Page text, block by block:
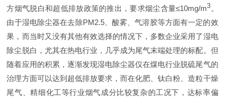
方烟气脱白和超低排放政策的推出，要求烟尘含量≤10mg/m3 。
由于湿电除尘器在去除PM2.5、酸雾、气溶胶等方面有一定的效
果，而当时又没有其他有效选择的情况下，多数企业采用了湿电
除尘脱白，尤其在热电行业，几乎成为尾气末端处理的标配。但
随着应用的积累，逐渐发现湿电除尘器仅在煤电行业脱硫尾气的
治理方面可以达到超低排放要求，而在化肥、钛白粉、造粒干燥
尾气、精细化工等行业烟气成分比较复杂的工况下，达标率偏